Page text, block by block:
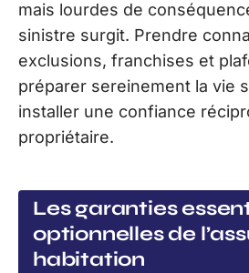
mais lourdes de
sinistre surgit. Prendre
exclusions, franchises et
préparer sereinement la vie
installer une confiance
propriétaire.
Les garanties
optionnelles de
habitation